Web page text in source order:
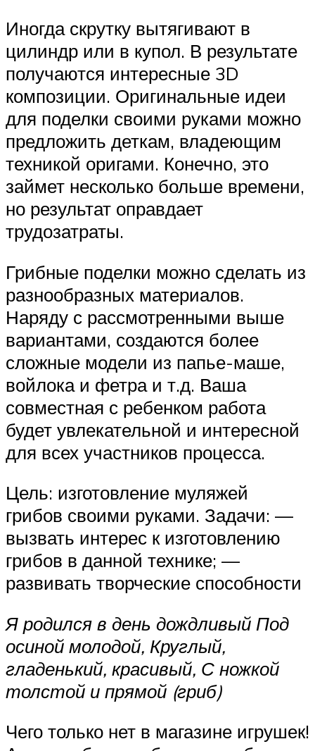
Иногда скрутку вытягивают в
цилиндр или в купол. В результате
получаются интересные 3D
композиции. Оригинальные идеи
для поделки своими руками можно
предложить деткам, владеющим
техникой оригами. Конечно, это
займет несколько больше времени,
но результат оправдает
трудозатраты.
Грибные поделки можно сделать из
разнообразных материалов.
Наряду с рассмотренными выше
вариантами, создаются более
сложные модели из папье-маше,
войлока и фетра и т.д. Ваша
совместная с ребенком работа
будет увлекательной и интересной
для всех участников процесса.
Цель: изготовление муляжей
грибов своими руками. Задачи: —
вызвать интерес к изготовлению
грибов в данной технике; —
развивать творческие способности
Я родился в день дождливый Под
осиной молодой, Круглый,
гладенький, красивый, С ножкой
толстой и прямой (гриб)
Чего только нет в магазине игрушек!